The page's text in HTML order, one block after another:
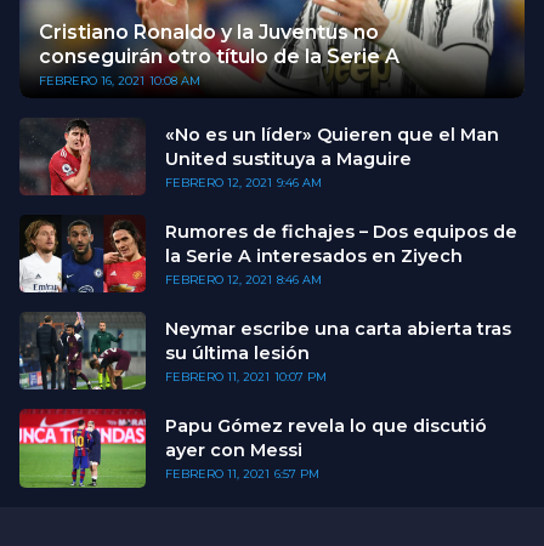
Cristiano Ronaldo y la Juventus no
conseguirán otro título de la Serie A
FEBRERO 16, 2021 10:08 AM
«No es un líder» Quieren que el Man
United sustituya a Maguire
FEBRERO 12, 2021 9:46 AM
Rumores de fichajes – Dos equipos de
la Serie A interesados en Ziyech
FEBRERO 12, 2021 8:46 AM
Neymar escribe una carta abierta tras
su última lesión
FEBRERO 11, 2021 10:07 PM
Papu Gómez revela lo que discutió
ayer con Messi
FEBRERO 11, 2021 6:57 PM